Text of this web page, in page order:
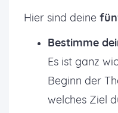
Hier sind deine
Bestimme
Es ist ganz
Beginn der
welches Ziel